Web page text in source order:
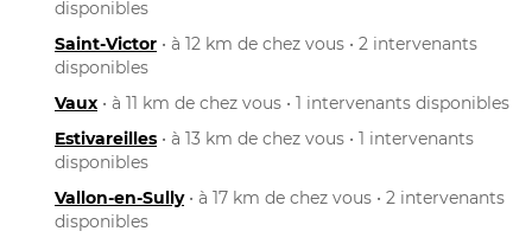
disponibles
Saint-Victor • à 12 km de chez vous • 2 intervenants
disponibles
Vaux • à 11 km de chez vous • 1 intervenants disponibles
Estivareilles • à 13 km de chez vous • 1 intervenants
disponibles
Vallon-en-Sully• à 17 km de chez vous • 2 intervenants
disponibles